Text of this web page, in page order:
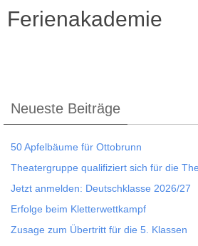
Ferienakademie
Neueste Beiträge
50 Apfelbäume für Ottobrunn
Theatergruppe qualifiziert sich für die
Jetzt anmelden: Deutschklasse 2026/27
Erfolge beim Kletterwettkampf
Zusage zum Übertritt für die 5. Klassen